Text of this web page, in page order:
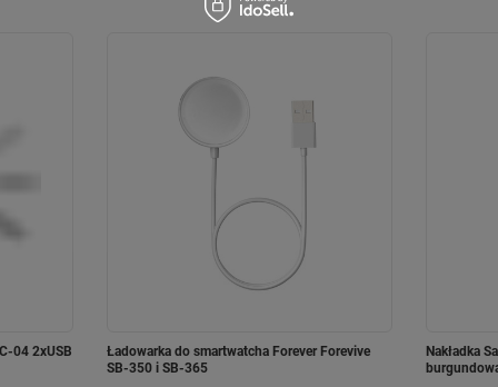
04 2xUSB
Ładowarka do smartwatcha Forever Forevive
SB-350 i SB-365
Nakładka